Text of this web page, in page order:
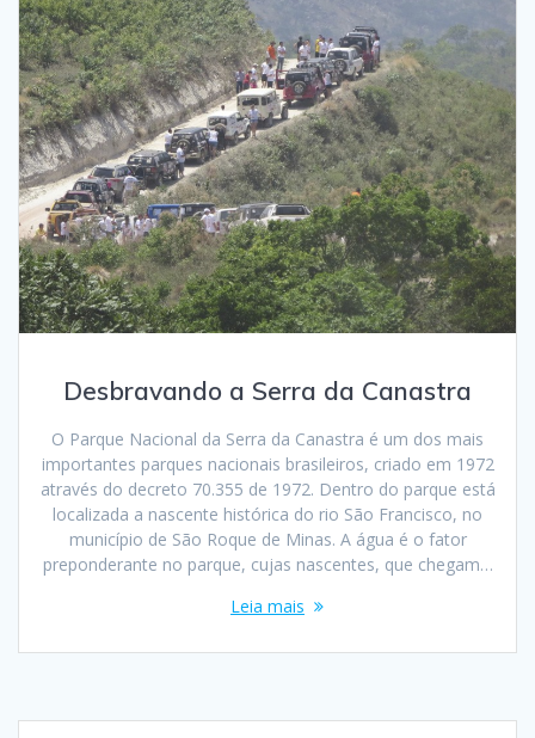
Desbravando a Serra da Canastra
O Parque Nacional da Serra da Canastra é um dos mais
importantes parques nacionais brasileiros, criado em 1972
através do decreto 70.355 de 1972. Dentro do parque está
localizada a nascente histórica do rio São Francisco, no
município de São Roque de Minas. A água é o fator
preponderante no parque, cujas nascentes, que chegam…
Leia mais